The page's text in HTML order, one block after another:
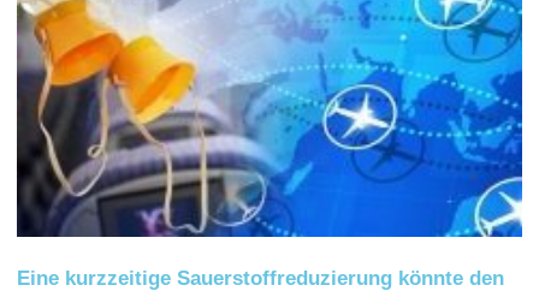
Eine kurzzeitige Sauerstoffreduzierung könnte den